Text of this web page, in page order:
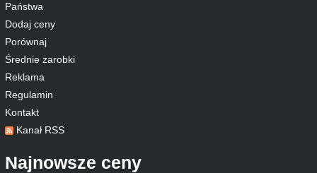
Państwa
Dodaj ceny
Porównaj
Średnie zarobki
Reklama
Regulamin
Kontakt
Kanał RSS
Najnowsze ceny